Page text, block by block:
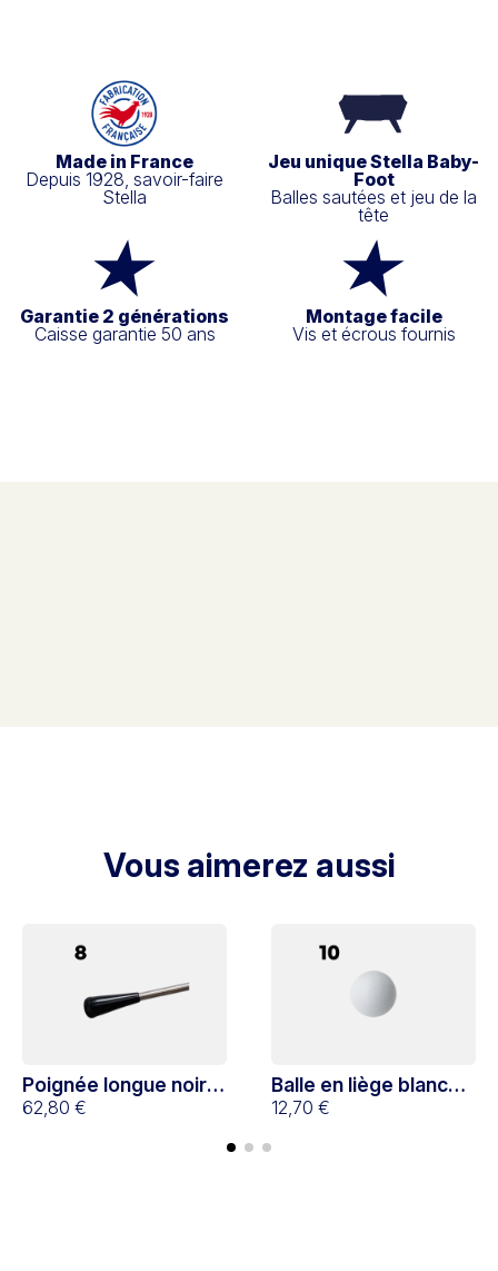
Made in France
Depuis 1928, savoir-faire
Stella
Jeu unique Stella Baby-
Foot
Balles sautées et jeu de la
tête
Garantie 2 générations
Caisse garantie 50 ans
Montage facile
Vis et écrous fournis
Vous aimerez aussi
Poignée longue noire
x8
62,80 €
Balle en liège blanche
x10
12,70 €